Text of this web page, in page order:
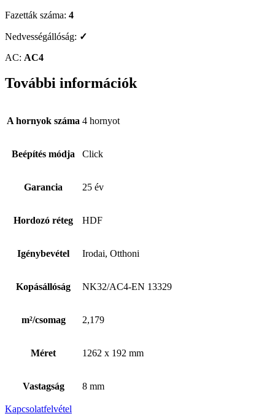
Fazetták száma: 4
Nedvességállóság: ✓
AC: AC4
További információk
A hornyok száma 4 hornyot
Beépítés módja Click
Garancia 25 év
Hordozó réteg HDF
Igénybevétel Irodai, Otthoni
Kopásállóság NK32/AC4-EN 13329
m²/csomag 2,179
Méret 1262 x 192 mm
Vastagság 8 mm
Kapcsolatfelvétel